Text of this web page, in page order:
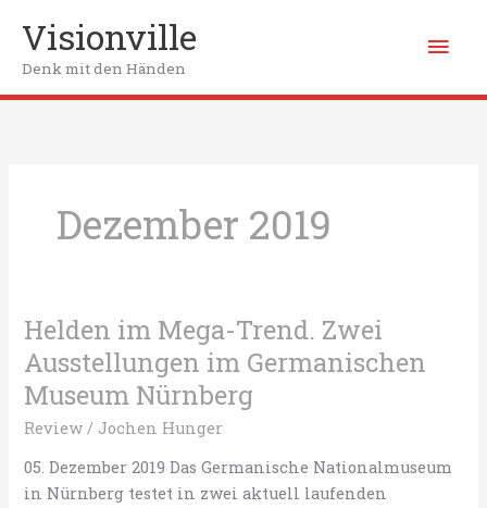
Inhalt
springen
Visionville
Denk mit den Händen
Dezember 2019
Helden im Mega-Trend. Zwei
Ausstellungen im Germanischen
Museum Nürnberg
Review / Jochen Hunger
05. Dezember 2019 Das Germanische Nationalmuseum
in Nürnberg testet in zwei aktuell laufenden